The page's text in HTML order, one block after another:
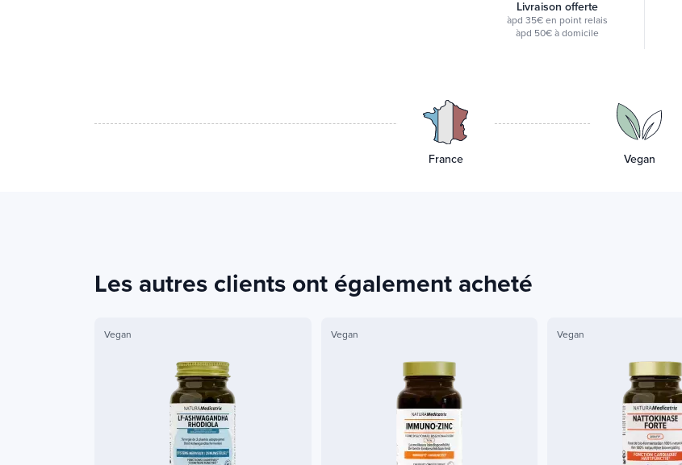
Livraison offerte
àpd 35€ en point relais
àpd 50€ à domicile
France Vegan
Les autres clients ont également acheté
Vegan Vegan Vegan